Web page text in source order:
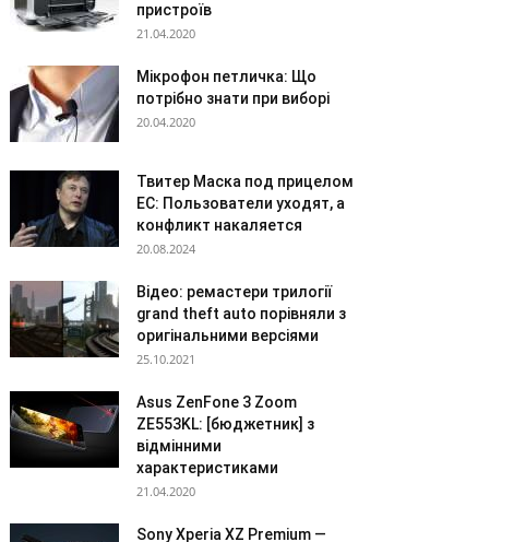
пристроїв
21.04.2020
Мікрофон петличка: Що
потрібно знати при виборі
20.04.2020
Твитер Маска под прицелом
ЕС: Пользователи уходят, а
конфликт накаляется
20.08.2024
Відео: ремастери трилогії
grand theft auto порівняли з
оригінальними версіями
25.10.2021
Asus ZenFone 3 Zoom
ZE553KL: [бюджетник] з
відмінними
характеристиками
21.04.2020
Sony Xperia XZ Premium —